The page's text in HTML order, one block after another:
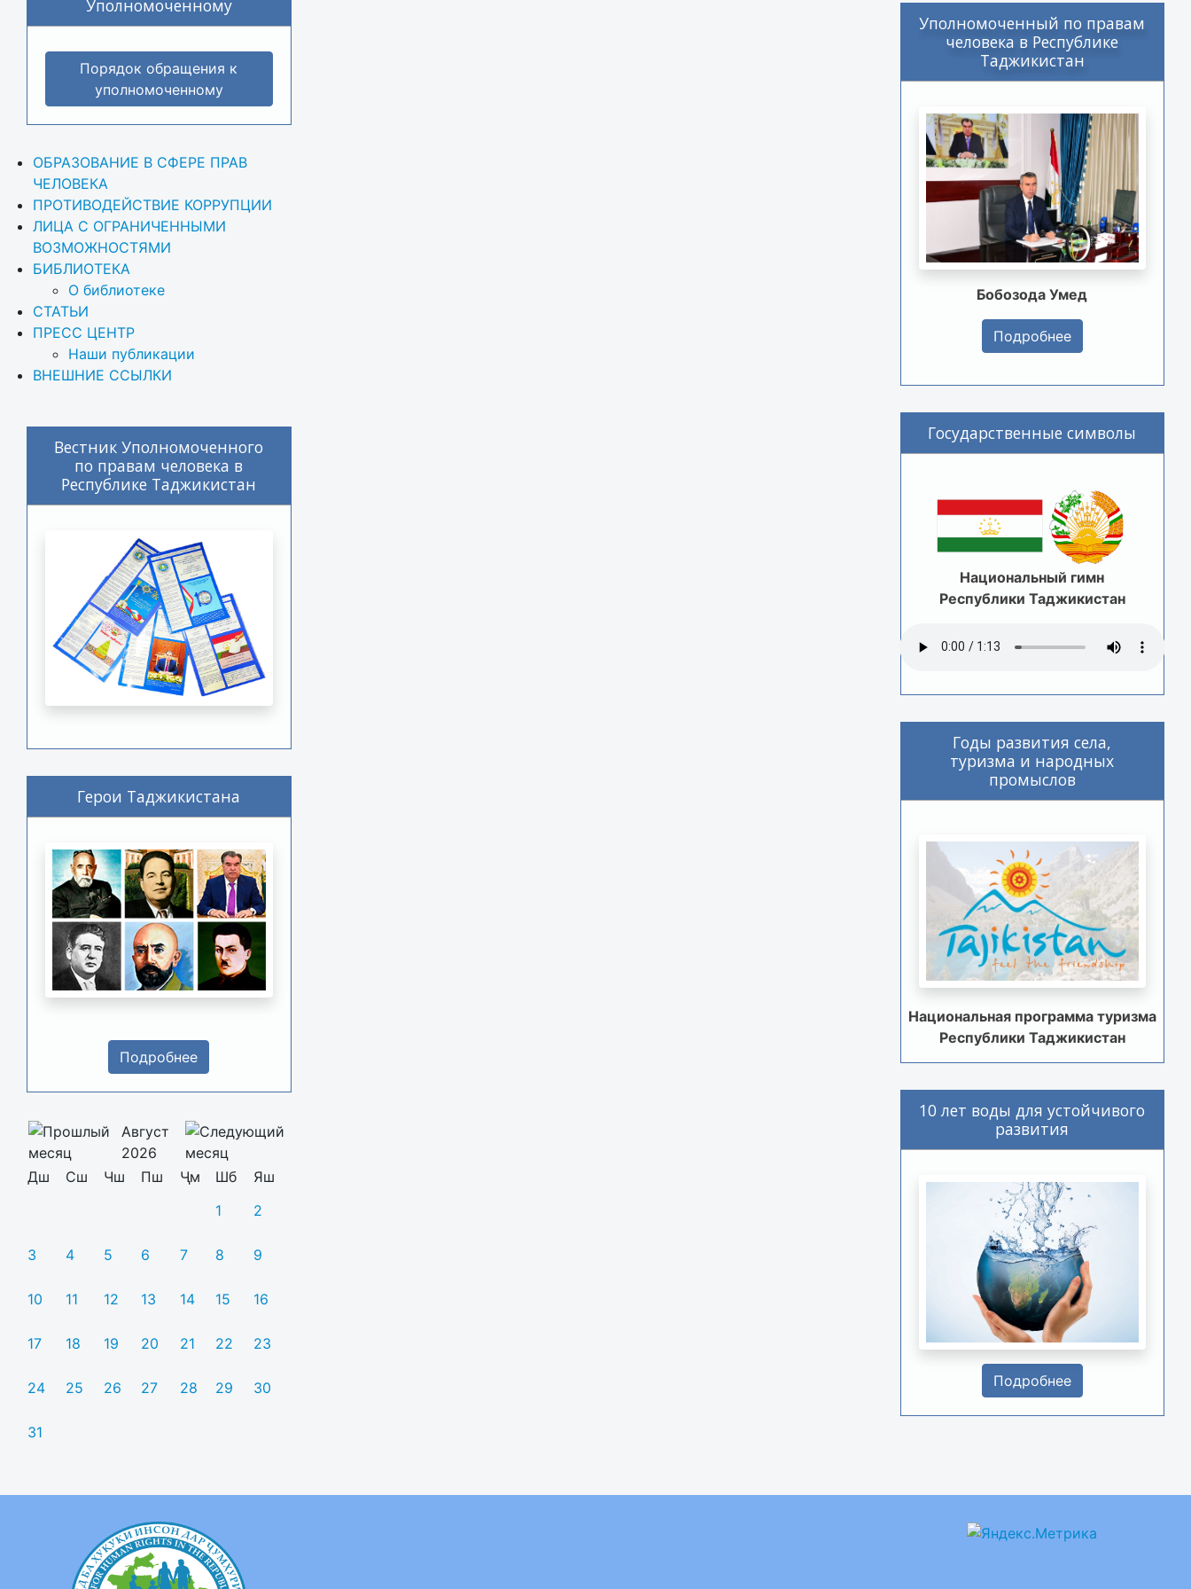
Уполномоченному
Порядок обращения к
уполномоченному
ОБРАЗОВАНИЕ В СФЕРЕ ПРАВ
ЧЕЛОВЕКА
ПРОТИВОДЕЙСТВИЕ КОРРУПЦИИ
ЛИЦА С ОГРАНИЧЕННЫМИ
ВОЗМОЖНОСТЯМИ
БИБЛИОТЕКА
О библиотеке
СТАТЬИ
ПРЕСС ЦЕНТР
Наши публикации
ВНЕШНИЕ ССЫЛКИ
Вестник Уполномоченного
по правам человека в
Республике Таджикистан
Герои Таджикистана
Подробнее
Август
2026
Дш
Сш Чш Пш Ҷм Шб
Яш
1
2
3 4 5 6 7 8 9
10 11 12 13 14 15 16
17 18 19 20 21 22 23
24 25 26 27 28 29 30
31
Уполномоченный по правам
человека в Республике
Таджикистан
Бобозода Умед
Подробнее
Государственные символы
Национальный гимн
Республики Таджикистан
Годы развития села,
туризма и народных
промыслов
Национальная программа туризма
Республики Таджикистан
10 лет воды для устойчивого
развития
Подробнее